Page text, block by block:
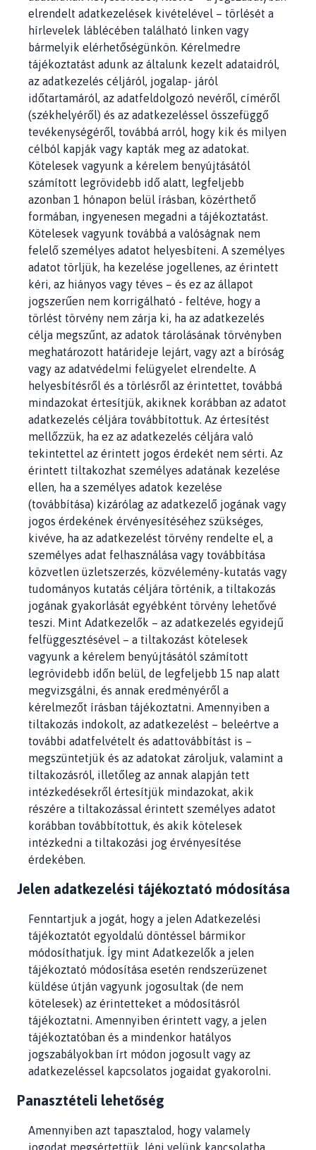
elrendelt adatkezelések kivételével – törlését a
hírlevelek láblécében található linken vagy
bármelyik elérhetőségünkön. Kérelmedre
tájékoztatást adunk az általunk kezelt adataidról,
az adatkezelés céljáról, jogalap- járól
időtartamáról, az adatfeldolgozó nevéről, címéről
(székhelyéről) és az adatkezeléssel összefüggő
tevékenységéről, továbbá arról, hogy kik és milyen
célból kapják vagy kapták meg az adatokat.
Kötelesek vagyunk a kérelem benyújtásától
számított legrövidebb idő alatt, legfeljebb
azonban 1 hónapon belül írásban, közérthető
formában, ingyenesen megadni a tájékoztatást.
Kötelesek vagyunk továbbá a valóságnak nem
felelő személyes adatot helyesbíteni. A személyes
adatot törljük, ha kezelése jogellenes, az érintett
kéri, az hiányos vagy téves – és ez az állapot
jogszerűen nem korrigálható - feltéve, hogy a
törlést törvény nem zárja ki, ha az adatkezelés
célja megszűnt, az adatok tárolásának törvényben
meghatározott határideje lejárt, vagy azt a bíróság
vagy az adatvédelmi felügyelet elrendelte. A
helyesbítésről és a törlésről az érintettet, továbbá
mindazokat értesítjük, akiknek korábban az adatot
adatkezelés céljára továbbítottuk. Az értesítést
mellőzzük, ha ez az adatkezelés céljára való
tekintettel az érintett jogos érdekét nem sérti. Az
érintett tiltakozhat személyes adatának kezelése
ellen, ha a személyes adatok kezelése
(továbbítása) kizárólag az adatkezelő jogának vagy
jogos érdekének érvényesítéséhez szükséges,
kivéve, ha az adatkezelést törvény rendelte el, a
személyes adat felhasználása vagy továbbítása
közvetlen üzletszerzés, közvélemény-kutatás vagy
tudományos kutatás céljára történik, a tiltakozás
jogának gyakorlását egyébként törvény lehetővé
teszi. Mint Adatkezelők – az adatkezelés egyidejű
felfüggesztésével – a tiltakozást kötelesek
vagyunk a kérelem benyújtásától számított
legrövidebb időn belül, de legfeljebb 15 nap alatt
megvizsgálni, és annak eredményéről a
kérelmezőt írásban tájékoztatni. Amennyiben a
tiltakozás indokolt, az adatkezelést – beleértve a
további adatfelvételt és adattovábbítást is –
megszüntetjük és az adatokat zároljuk, valamint a
tiltakozásról, illetőleg az annak alapján tett
intézkedésekről értesítjük mindazokat, akik
részére a tiltakozással érintett személyes adatot
korábban továbbítottuk, és akik kötelesek
intézkedni a tiltakozási jog érvényesítése
érdekében.
Jelen adatkezelési tájékoztató módosítása
Fenntartjuk a jogát, hogy a jelen Adatkezelési
tájékoztatót egyoldalú döntéssel bármikor
módosíthatjuk. Így mint Adatkezelők a jelen
tájékoztató módosítása esetén rendszerüzenet
küldése útján vagyunk jogosultak (de nem
kötelesek) az érintetteket a módosításról
tájékoztatni. Amennyiben érintett vagy, a jelen
tájékoztatóban és a mindenkor hatályos
jogszabályokban írt módon jogosult vagy az
adatkezeléssel kapcsolatos jogaidat gyakorolni.
Panasztételi lehetőség
Amennyiben azt tapasztalod, hogy valamely
jogodat megsértettük, lépj velünk kapcsolatba,